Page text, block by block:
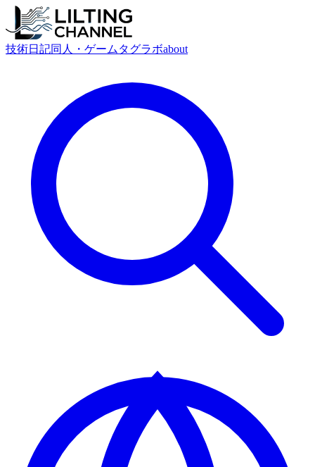
技術日記同人・ゲーム タグラボabout